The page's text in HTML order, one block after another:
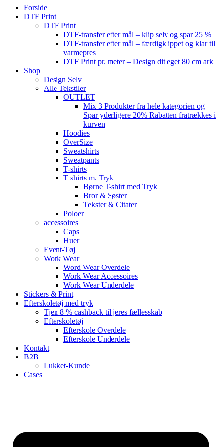
Forside
DTF Print
DTF Print
DTF-transfer efter mål – klip selv og spar 25 %
DTF-transfer efter mål – færdigklippet og klar til
varmepres
DTF Print pr. meter – Design dit eget 80 cm ark
Shop
Design Selv
Alle Tekstiler
OUTLET
Mix 3 Produkter fra hele kategorien og
Spar yderligere 20% Rabatten fratrækkes i
kurven
Hoodies
OverSize
Sweatshirts
Sweatpants
T-shirts
T-shirts m. Tryk
Børne T-shirt med Tryk
Bror & Søster
Tekster & Citater
Poloer
accessoires
Caps
Huer
Event-Tøj
Work Wear
Word Wear Overdele
Work Wear Accessoires
Work Wear Underdele
Stickers & Print
Efterskoletøj med tryk
Tjen 8 % cashback til jeres fællesskab
Efterskoletøj
Efterskole Overdele
Efterskole Underdele
Kontakt
B2B
Lukket-Kunde
Cases